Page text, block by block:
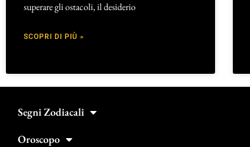
superare gli ostacoli, il desiderio
SCOPRI DI PIÙ »
Segni Zodiacali
Oroscopo